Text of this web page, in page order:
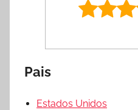
Pais
Estados Unidos